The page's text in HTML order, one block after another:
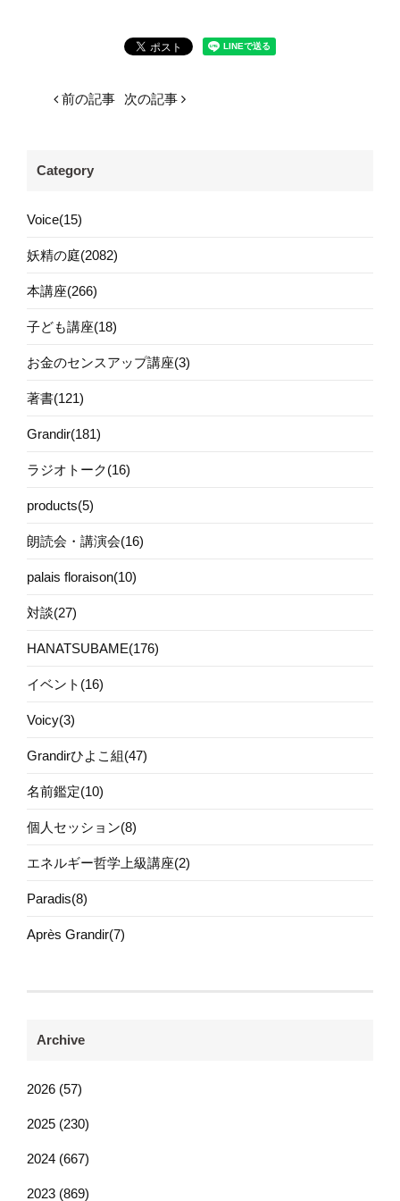
前の記事 次の記事
Category
Voice(15)
妖精の庭(2082)
本講座(266)
子ども講座(18)
お金のセンスアップ講座(3)
著書(121)
Grandir(181)
ラジオトーク(16)
products(5)
朗読会・講演会(16)
palais floraison(10)
対談(27)
HANATSUBAME(176)
イベント(16)
Voicy(3)
Grandirひよこ組(47)
名前鑑定(10)
個人セッション(8)
エネルギー哲学上級講座(2)
Paradis(8)
Après Grandir(7)
Archive
2026 (57)
2025 (230)
2024 (667)
2023 (869)